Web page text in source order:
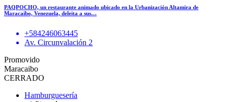
PAQPOCHO, un restaurante animado ubicado en la Urbanización Altamira de
Maracaibo, Venezuela, deleita a sus…
+584246063445
Av. Circunvalación 2
Promovido
Maracaibo
CERRADO
Hamburguesería